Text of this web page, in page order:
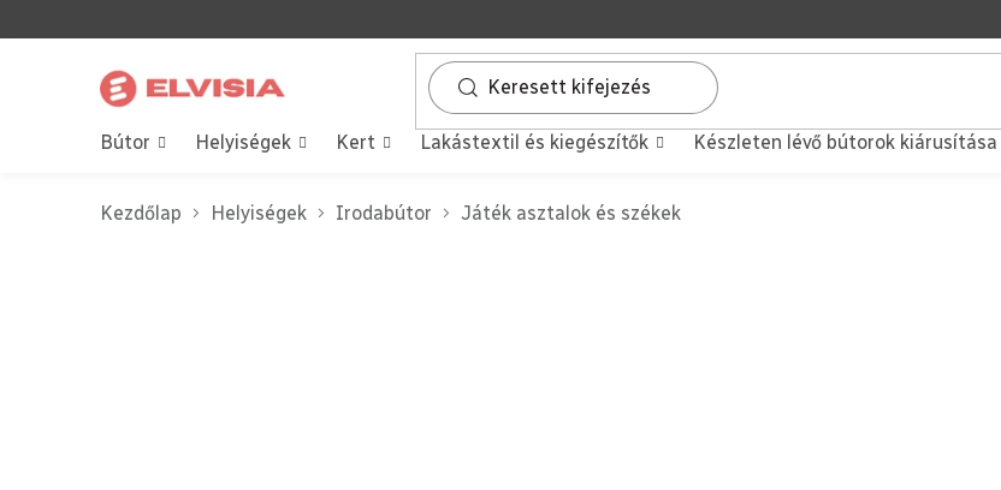
a
tartalomhoz
Bútor Helyiségek Kert Lakástextil és kiegészítők Készleten lévő bútorok kiárusítása
Kezdőlap Helyiségek Irodabútor Játék asztalok és székek